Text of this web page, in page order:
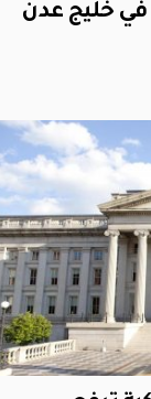
خليج عدن